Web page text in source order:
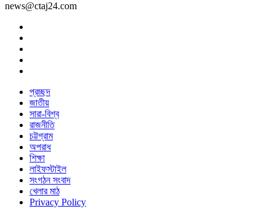
news@ctaj24.com
প্রচ্ছদ
জাতীয়
সারা-বিশ্ব
রাজনীতি
চট্টগ্রাম
অপরাধ
শিক্ষা
লাইফস্টাইল
সংগঠন সংবাদ
খেলার মাঠ
Privacy Policy